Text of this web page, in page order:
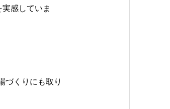
感していま
づくりにも取り